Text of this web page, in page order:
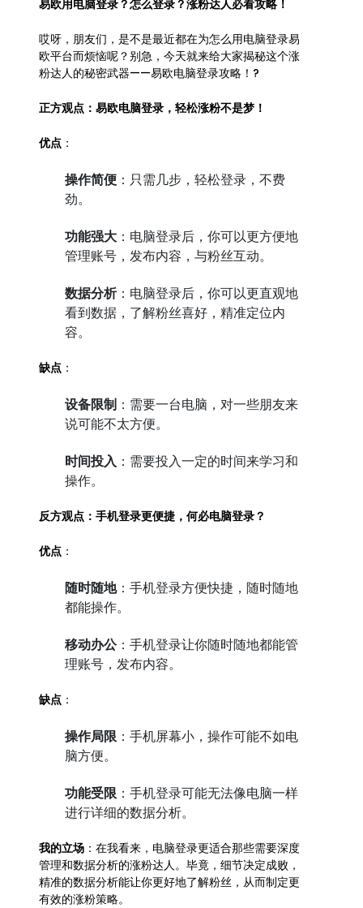
易欧用电脑登录？怎么登录？涨粉达人必看攻略！
哎呀，朋友们，是不是最近都在为怎么用电脑登录易
欧平台而烦恼呢？别急，今天就来给大家揭秘这个涨
粉达人的秘密武器——易欧电脑登录攻略！?
正方观点：易欧电脑登录，轻松涨粉不是梦！
优点 ：
操作简便 ：只需几步，轻松登录，不费
劲。
功能强大 ：电脑登录后，你可以更方便地
管理账号，发布内容，与粉丝互动。
数据分析：电脑登录后，你可以更直观地
看到数据，了解粉丝喜好，精准定位内
容。
缺点 ：
设备限制 ：需要一台电脑，对一些朋友来
说可能不太方便。
时间投入 ：需要投入一定的时间来学习和
操作。
反方观点：手机登录更便捷，何必电脑登录？
优点 ：
随时随地：手机登录方便快捷，随时随地
都能操作。
移动办公：手机登录让你随时随地都能管
理账号，发布内容。
缺点 ：
操作局限 ：手机屏幕小，操作可能不如电
脑方便。
功能受限 ：手机登录可能无法像电脑一样
进行详细的数据分析。
我的立场 ：在我看来，电脑登录更适合那些需要深度
管理和数据分析的涨粉达人。毕竟，细节决定成败，
精准的数据分析能让你更好地了解粉丝，从而制定更
有效的涨粉策略。